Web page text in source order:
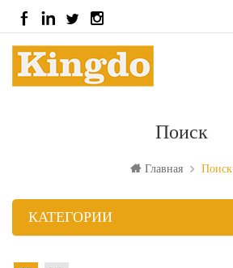
Поиск
Главная Поиск
КАТЕГОРИИ